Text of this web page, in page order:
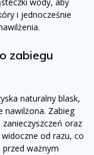
i jednocześnie
zabiegu
naturalny blask,
nawilżona. Zabieg
oraz
od razu, co
ważnym